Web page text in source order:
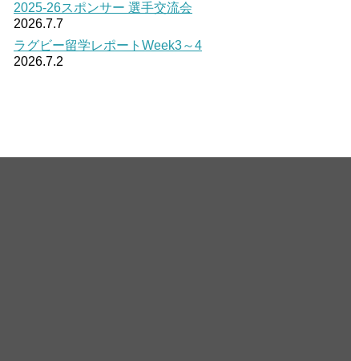
2025-26スポンサー 選手交流会
2026.7.7
ラグビー留学レポートWeek3～4
2026.7.2